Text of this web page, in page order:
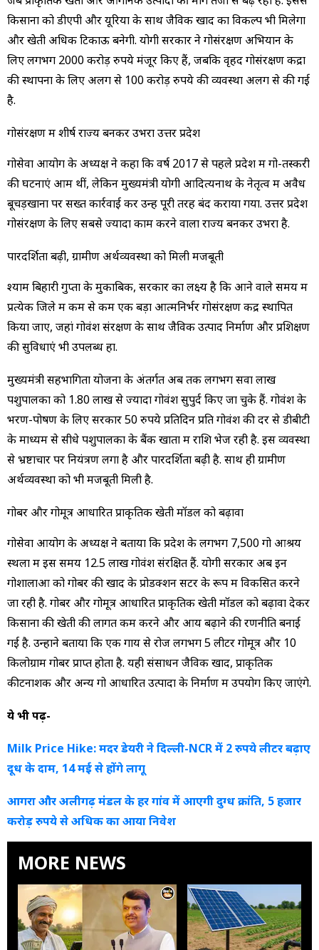
किसानों को डीएपी और यूरिया के साथ जैविक खाद का विकल्प भी मिलेगा
और खेती अधिक टिकाऊ बनेगी. योगी सरकार ने गोसंरक्षण अभियान के
लिए लगभग 2000 करोड़ रुपये मंजूर किए हैं, जबकि वृहद गोसंरक्षण केंद्रों
की स्थापना के लिए अलग से 100 करोड़ रुपये की व्यवस्था अलग से की गई
है.
गोसंरक्षण में शीर्ष राज्य बनकर उभरा उत्तर प्रदेश
गोसेवा आयोग के अध्यक्ष ने कहा कि वर्ष 2017 से पहले प्रदेश में गो-तस्करी
की घटनाएं आम थीं, लेकिन मुख्यमंत्री योगी आदित्यनाथ के नेतृत्व में अवैध
बूचड़खानों पर सख्त कार्रवाई कर उन्हें पूरी तरह बंद कराया गया. उत्तर प्रदेश
गोसंरक्षण के लिए सबसे ज्यादा काम करने वाला राज्य बनकर उभरा है.
पारदर्शिता बढ़ी, ग्रामीण अर्थव्यवस्था को मिली मजबूती
श्याम बिहारी गुप्ता के मुकाबिक, सरकार का लक्ष्य है कि आने वाले समय में
प्रत्येक जिले में कम से कम एक बड़ा आत्मनिर्भर गोसंरक्षण केंद्र स्थापित
किया जाए, जहां गोवंश संरक्षण के साथ जैविक उत्पाद निर्माण और प्रशिक्षण
की सुविधाएं भी उपलब्ध हों.
मुख्यमंत्री सहभागिता योजना के अंतर्गत अब तक लगभग सवा लाख
पशुपालकों को 1.80 लाख से ज्यादा गोवंश सुपुर्द किए जा चुके हैं. गोवंश के
भरण-पोषण के लिए सरकार 50 रुपये प्रतिदिन प्रति गोवंश की दर से डीबीटी
के माध्यम से सीधे पशुपालकों के बैंक खातों में राशि भेज रही है. इस व्यवस्था
से भ्रष्टाचार पर नियंत्रण लगा है और पारदर्शिता बढ़ी है. साथ ही ग्रामीण
अर्थव्यवस्था को भी मजबूती मिली है.
गोबर और गोमूत्र आधारित प्राकृतिक खेती मॉडल को बढ़ावा
गोसेवा आयोग के अध्यक्ष ने बताया कि प्रदेश के लगभग 7,500 गो आश्रय
स्थलों में इस समय 12.5 लाख गोवंश संरक्षित हैं. योगी सरकार अब इन
गोशालाओं को गोबर की खाद के प्रोडक्शन सेंटर के रूप में विकसित करने
जा रही है. गोबर और गोमूत्र आधारित प्राकृतिक खेती मॉडल को बढ़ावा देकर
किसानों की खेती की लागत कम करने और आय बढ़ाने की रणनीति बनाई
गई है. उन्होंने बताया कि एक गाय से रोज लगभग 5 लीटर गोमूत्र और 10
किलोग्राम गोबर प्राप्त होता है. यही संसाधन जैविक खाद, प्राकृतिक
कीटनाशक और अन्य गो आधारित उत्पादों के निर्माण में उपयोग किए जाएंगे.
ये भी पढ़ें-
Milk Price Hike: मदर डेयरी ने दिल्ली-NCR में 2 रुपये लीटर बढ़ाए
दूध के दाम, 14 मई से होंगे लागू
आगरा और अलीगढ़ मंडल के हर गांव में आएगी दुग्ध क्रांति, 5 हजार
करोड़ रुपये से अधिक का आया निवेश
MORE NEWS